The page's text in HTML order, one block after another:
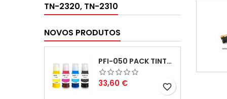
TN-2320, TN-2310
NOVOS PRODUTOS
PFI-050 PACK TINTAS COMPATIVEIS
Preço
33,60 € favorite_border